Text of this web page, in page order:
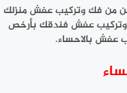
من فك وتركيب عفش منزلك
وتركيب عفش فندقك بأرخص
عفش بالاحساء.